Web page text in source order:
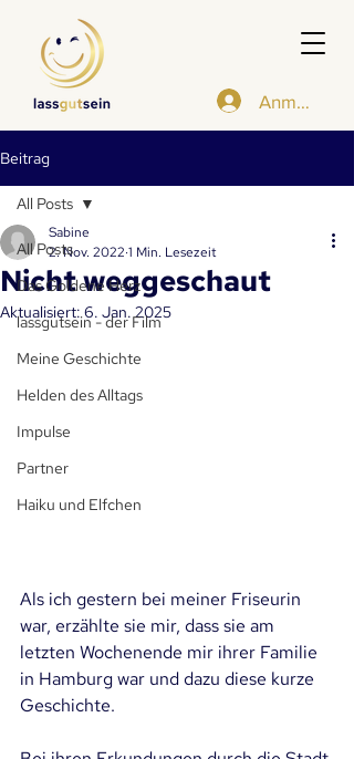
Anmelden
Beitrag
All Posts
Das Goldene Herz
lassgutsein - der Film
Meine Geschichte
Helden des Alltags
Impulse
Partner
Haiku und Elfchen
All Posts
Nicht weggeschaut
Sabine
2. Nov. 2022 1 Min. Lesezeit
Aktualisiert:6. Jan. 2025
Als ich gestern bei meiner Friseurin
war, erzählte sie mir, dass sie am
letzten Wochenende mir ihrer Familie
in Hamburg war und dazu diese kurze
Geschichte.